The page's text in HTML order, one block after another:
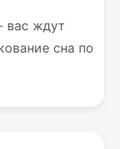
вас ждут
сна по